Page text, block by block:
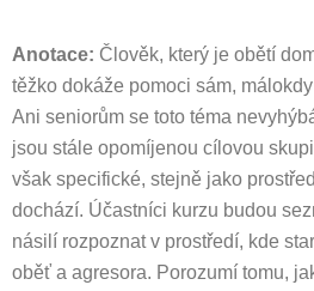
Anotace: Člověk, který je obětí
těžko dokáže pomoci sám,
Ani seniorům se toto téma
jsou stále opomíjenou cílovou
však specifické, stejně jako
dochází. Účastníci kurzu budou
násilí rozpoznat v prostředí, kde
oběť a agresora. Porozumí tomu,